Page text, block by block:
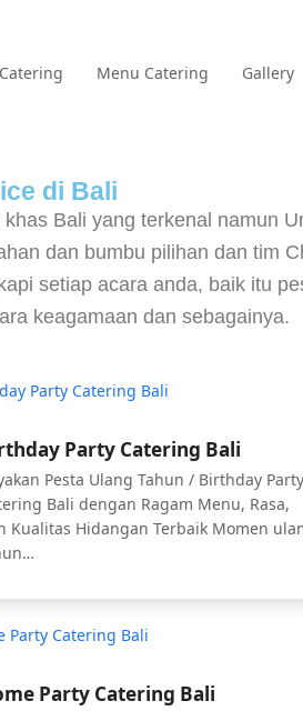
Menu Catering Gallery
di Bali
Bali yang terkenal namun
dan bumbu pilihan dan tim
setiap acara anda, baik itu
keagamaan dan sebagainya.
Party Catering Bali
Pesta Ulang Tahun / Birthday Party
Bali dengan Ragam Menu, Rasa,
Kualitas Hidangan Terbaik Momen
Party Catering Bali